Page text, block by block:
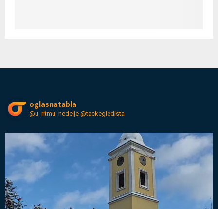
oglasnatabla
@u_ritmu_nedelje @tackegledista